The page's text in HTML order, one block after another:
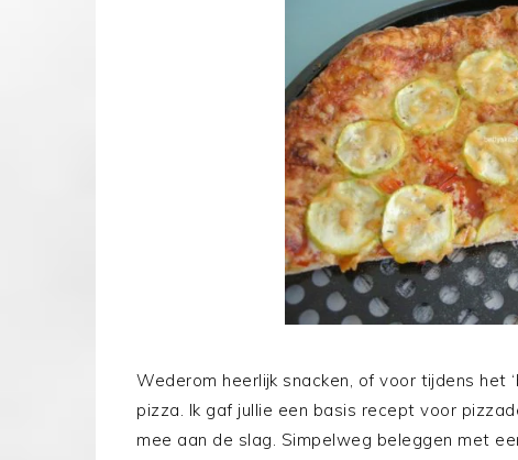
Wederom heerlijk snacken, of voor tijdens het
pizza. Ik gaf jullie een basis recept voor
mee aan de slag. Simpelweg beleggen met